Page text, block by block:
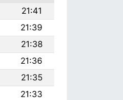
21:41
21:39
21:38
21:36
21:35
21:33